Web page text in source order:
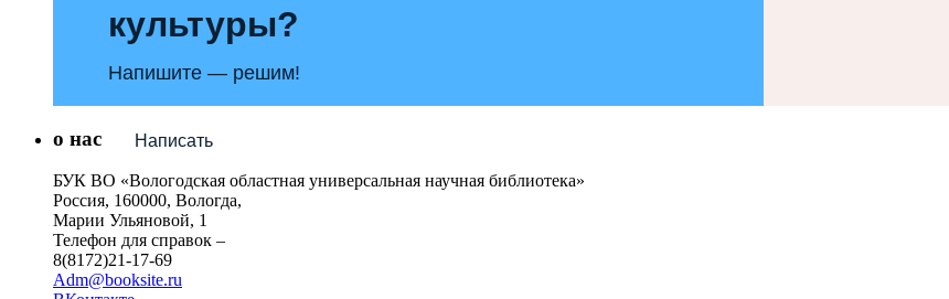
культуры?
Напишите — решим!
Написать
о нас
БУК ВО «Вологодская областная универсальная научная библиотека»
Россия, 160000, Вологда,
Марии Ульяновой, 1
Телефон для справок –
8(8172)21-17-69
Adm@booksite.ru